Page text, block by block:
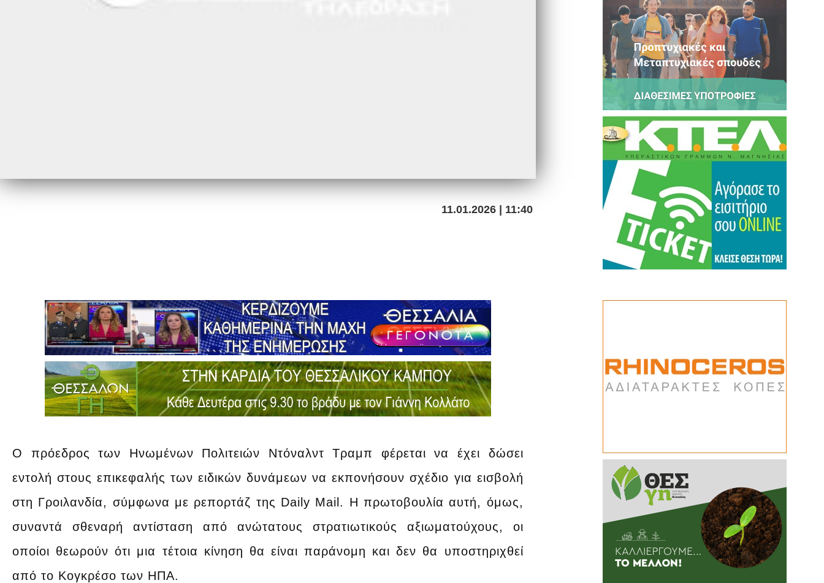
11.01.2026 | 11:40
Ο πρόεδρος των Ηνωμένων Πολιτειών Ντόναλντ Τραμπ φέρεται να έχει δώσει
εντολή στους επικεφαλής των ειδικών δυνάμεων να εκπονήσουν σχέδιο για εισβολή
στη Γροιλανδία, σύμφωνα με ρεπορτάζ της Daily Mail. Η πρωτοβουλία αυτή, όμως,
συναντά σθεναρή αντίσταση από ανώτατους στρατιωτικούς αξιωματούχους, οι
οποίοι θεωρούν ότι μια τέτοια κίνηση θα είναι παράνομη και δεν θα υποστηριχθεί
από το Κογκρέσο των ΗΠΑ.